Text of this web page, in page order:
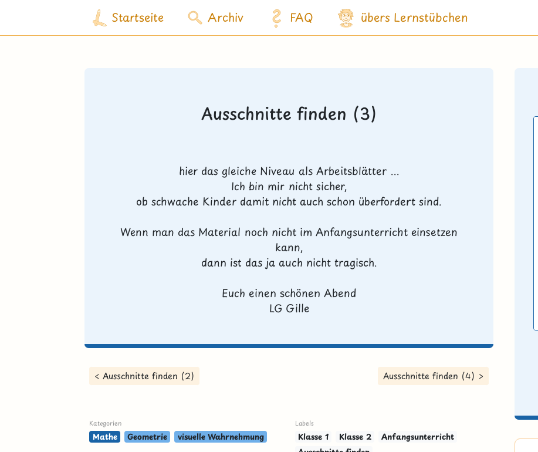
Startseite Archiv FAQ übers Lernstübchen
Ausschnitte finden (3)
hier das gleiche Niveau als Arbeitsblätter ...
Ich bin mir nicht sicher,
ob schwache Kinder damit nicht auch schon überfordert sind.
Wenn man das Material noch nicht im Anfangsunterricht einsetzen
kann,
dann ist das ja auch nicht tragisch.
Euch einen schönen Abend
LG Gille
< Ausschnitte finden (2) Ausschnitte finden (4) >
Kategorien
Mathe Geometrie visuelle Wahrnehmung
Labels
Klasse 1 Klasse 2
Anfangsunterricht